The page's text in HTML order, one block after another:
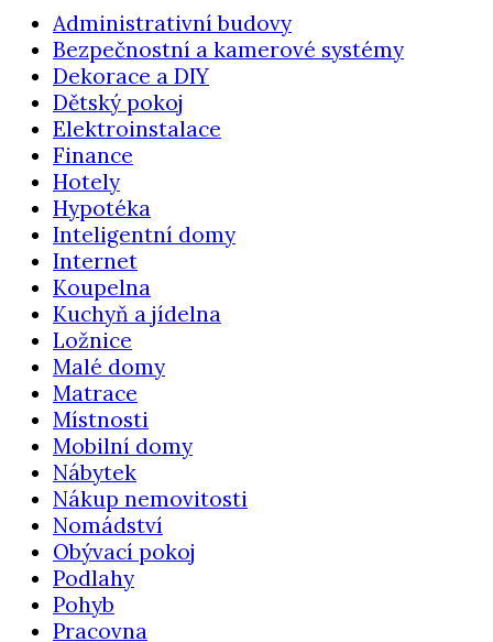
Administrativní budovy
Bezpečnostní a kamerové systémy
Dekorace a DIY
Dětský pokoj
Elektroinstalace
Finance
Hotely
Hypotéka
Inteligentní domy
Internet
Koupelna
Kuchyň a jídelna
Ložnice
Malé domy
Matrace
Místnosti
Mobilní domy
Nábytek
Nákup nemovitosti
Nomádství
Obývací pokoj
Podlahy
Pohyb
Pracovna